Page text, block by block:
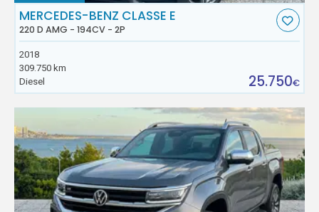
MERCEDES-BENZ CLASSE E
220 D AMG - 194CV - 2P
2018
309.750 km
Diesel
25.750€